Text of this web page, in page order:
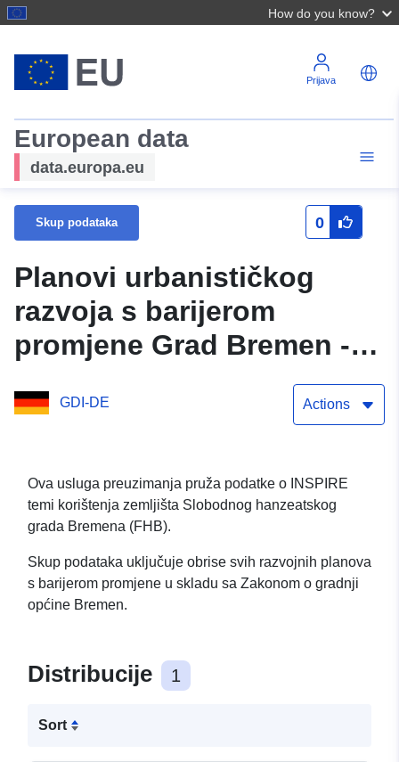
How do you know?
Prijava
European data
data.europa.eu
Skup podataka 0
Planovi urbanističkog
razvoja s barijerom
promjene Grad Bremen -
GDI-DE Actions
Ova usluga preuzimanja pruža podatke o INSPIRE
temi korištenja zemljišta Slobodnog hanzeatskog
grada Bremena (FHB).
Skup podataka uključuje obrise svih razvojnih planova
s barijerom promjene u skladu sa Zakonom o gradnji
općine Bremen.
Distribucije 1
Sort